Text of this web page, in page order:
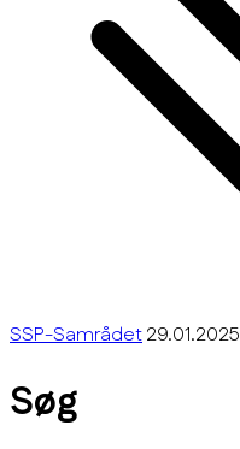
SSP-Samrådet29.01.2025
Søg